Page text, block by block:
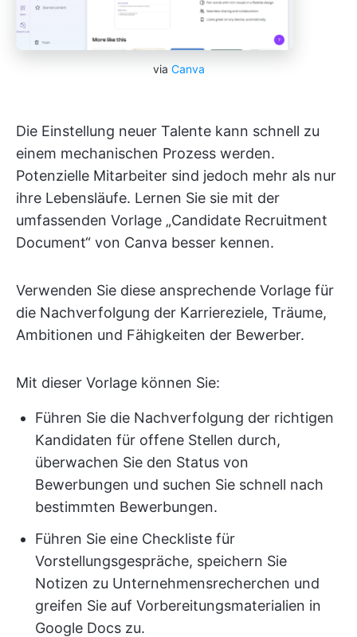
via Canva
Die Einstellung neuer Talente kann schnell zu
einem mechanischen Prozess werden.
Potenzielle Mitarbeiter sind jedoch mehr als nur
ihre Lebensläufe. Lernen Sie sie mit der
umfassenden Vorlage „Candidate Recruitment
Document“ von Canva besser kennen.
Verwenden Sie diese ansprechende Vorlage für
die Nachverfolgung der Karriereziele, Träume,
Ambitionen und Fähigkeiten der Bewerber.
Mit dieser Vorlage können Sie:
Führen Sie die Nachverfolgung der richtigen
Kandidaten für offene Stellen durch,
überwachen Sie den Status von
Bewerbungen und suchen Sie schnell nach
bestimmten Bewerbungen.
Führen Sie eine Checkliste für
Vorstellungsgespräche, speichern Sie
Notizen zu Unternehmensrecherchen und
greifen Sie auf Vorbereitungsmaterialien in
Google Docs zu.